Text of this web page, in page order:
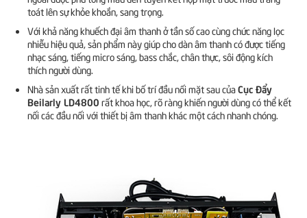
toát lên sự khỏe khoắn, sang trọng.
Với khả năng khuếch đại âm thanh ở tần số cao cùng chức năng lọc
nhiễu hiệu quả, sản phẩm này giúp cho dàn âm thanh có được tiếng
nhạc sáng, tiếng micro sáng, bass chắc, chân thực, sôi động kích
thích người dùng.
Nhà sản xuất rất tinh tế khi bố trí đầu nối mặt sau củaCục Đẩy
Beilarly LD4800 rất khoa học, rõ ràng khiến người dùng có thể kết
nối các đầu nối với thiết bị âm thanh khác một cách nhanh chóng.